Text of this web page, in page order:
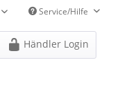
Donausports Deutsch
Service/Hilfe
Händler Login